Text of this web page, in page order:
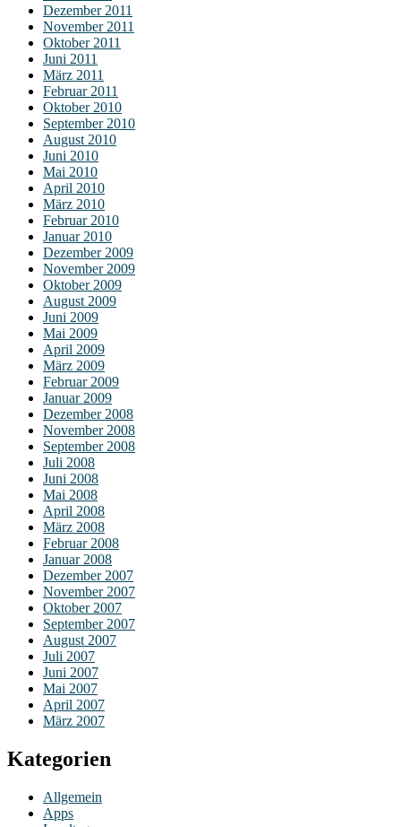
Dezember 2011
November 2011
Oktober 2011
Juni 2011
März 2011
Februar 2011
Oktober 2010
September 2010
August 2010
Juni 2010
Mai 2010
April 2010
März 2010
Februar 2010
Januar 2010
Dezember 2009
November 2009
Oktober 2009
August 2009
Juni 2009
Mai 2009
April 2009
März 2009
Februar 2009
Januar 2009
Dezember 2008
November 2008
September 2008
Juli 2008
Juni 2008
Mai 2008
April 2008
März 2008
Februar 2008
Januar 2008
Dezember 2007
November 2007
Oktober 2007
September 2007
August 2007
Juli 2007
Juni 2007
Mai 2007
April 2007
März 2007
Kategorien
Allgemein
Apps